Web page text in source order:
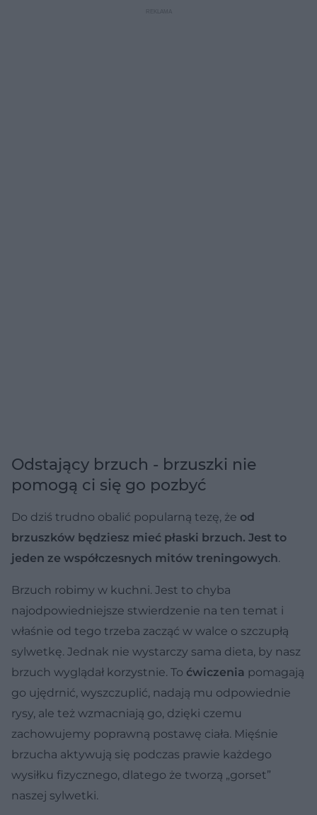
Odstający brzuch - brzuszki nie
pomogą ci się go pozbyć
Do dziś trudno obalić popularną tezę, że od
brzuszków będziesz mieć płaski brzuch. Jest to
jeden ze współczesnych mitów treningowych.
Brzuch robimy w kuchni. Jest to chyba
najodpowiedniejsze stwierdzenie na ten temat i
właśnie od tego trzeba zacząć w walce o szczupłą
sylwetkę. Jednak nie wystarczy sama dieta, by nasz
brzuch wyglądał korzystnie. To ćwiczenia pomagają
go ujędrnić, wyszczuplić, nadają mu odpowiednie
rysy, ale też wzmacniają go, dzięki czemu
zachowujemy poprawną postawę ciała. Mięśnie
brzucha aktywują się podczas prawie każdego
wysiłku fizycznego, dlatego że tworzą „gorset”
naszej sylwetki.